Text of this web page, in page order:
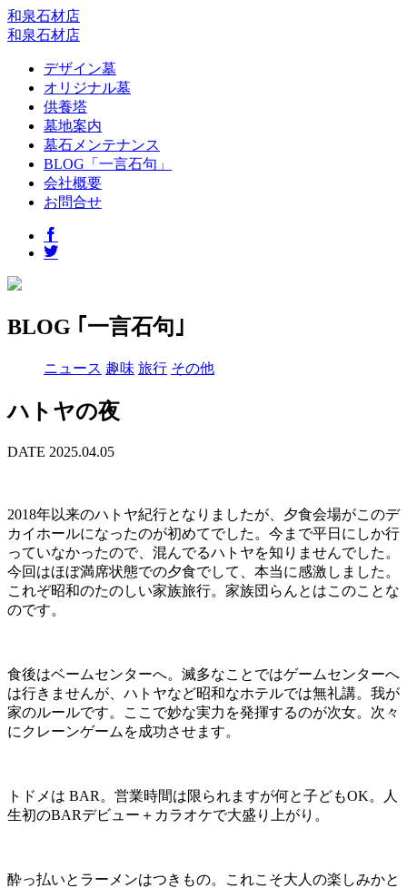
和泉石材店
和泉石材店
デザイン墓
オリジナル墓
供養塔
墓地案内
墓石メンテナンス
BLOG「一言石句」
会社概要
お問合せ
BLOG ｢一言石句｣
ニュース 趣味 旅行 その他
ハトヤの夜
DATE 2025.04.05
2018年以来のハトヤ紀行となりましたが、夕食会場がこのデ
カイホールになったのが初めてでした。今まで平日にしか行
っていなかったので、混んでるハトヤを知りませんでした。
今回はほぼ満席状態での夕食でして、本当に感激しました。
これぞ昭和のたのしい家族旅行。家族団らんとはこのことな
のです。
食後はベームセンターへ。滅多なことではゲームセンターへ
は行きませんが、ハトヤなど昭和なホテルでは無礼講。我が
家のルールです。ここで妙な実力を発揮するのが次女。次々
にクレーンゲームを成功させます。
トドメは BAR。営業時間は限られますが何と子どもOK。人
生初のBARデビュー＋カラオケで大盛り上がり。
酔っ払いとラーメンはつきもの。これこそ大人の楽しみかと